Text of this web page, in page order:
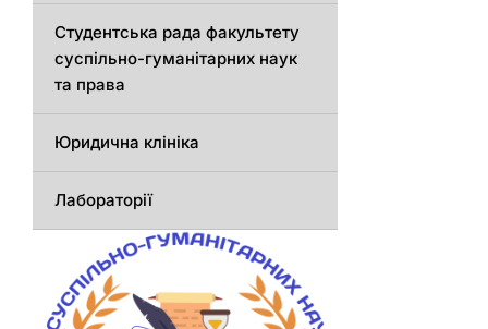
Студентська рада факультету
суспільно-гуманітарних наук
та права
Юридична клініка
Лабораторії